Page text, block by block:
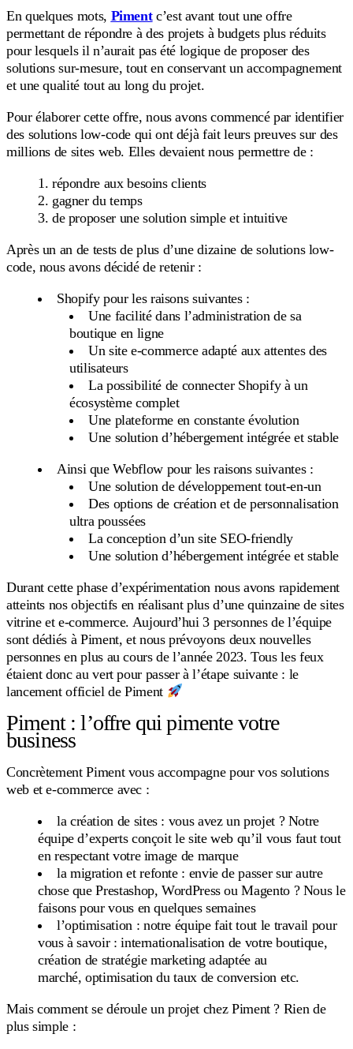
En quelques mots, Pimentc’est avant tout une offre
permettant de répondre à des projets à budgets plus réduits
pour lesquels il n’aurait pas été logique de proposer des
solutions sur-mesure, tout en conservant un accompagnement
et une qualité tout au long du projet.
Pour élaborer cette offre, nous avons commencé par identifier
des solutions low-code qui ont déjà fait leurs preuves sur des
millions de sites web. Elles devaient nous permettre de :
répondre aux besoins clients
gagner du temps
de proposer une solution simple et intuitive
Après un an de tests de plus d’une dizaine de solutions low-
code, nous avons décidé de retenir :
Shopify pour les raisons suivantes :
Une facilité dans l’administration de sa
boutique en ligne
Un site e-commerce adapté aux attentes des
utilisateurs
La possibilité de connecter Shopify à un
écosystème complet
Une plateforme en constante évolution
Une solution d’hébergement intégrée et stable
Ainsi que Webflow pour les raisons suivantes :
Une solution de développement tout-en-un
Des options de création et de personnalisation
ultra poussées
La conception d’un site SEO-friendly
Une solution d’hébergement intégrée et stable
Durant cette phase d’expérimentation nous avons rapidement
atteints nos objectifs en réalisant plus d’une quinzaine de sites
vitrine et e-commerce. Aujourd’hui 3 personnes de l’équipe
sont dédiés à Piment, et nous prévoyons deux nouvelles
personnes en plus au cours de l’année 2023. Tous les feux
étaient donc au vert pour passer à l’étape suivante : le
lancement officiel de Piment
Piment : l’offre qui pimente votre
business
Concrètement Piment vous accompagne pour vos solutions
web et e-commerce avec :
la création de sites : vous avez un projet ? Notre
équipe d’experts conçoit le site web qu’il vous faut tout
en respectant votre image de marque
la migration et refonte : envie de passer sur autre
chose que Prestashop, WordPress ou Magento ? Nous le
faisons pour vous en quelques semaines
l’optimisation : notre équipe fait tout le travail pour
vous à savoir : internationalisation de votre boutique,
création de stratégie marketing adaptée au
marché, optimisation du taux de conversion etc.
Mais comment se déroule un projet chez Piment ? Rien de
plus simple :